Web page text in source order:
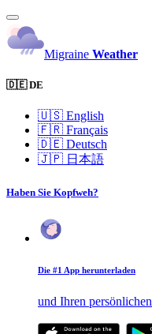
Migraine Weather
🇩🇪 DE
🇺🇸 English
🇫🇷 Français
🇩🇪 Deutsch
🇯🇵 日本語
Haben Sie Kopfweh?
Die #1 App herunterladen
und Ihren